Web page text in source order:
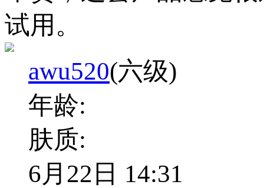
试用。
awu520(六级)
年龄:
肤质:
6月22日 14:31